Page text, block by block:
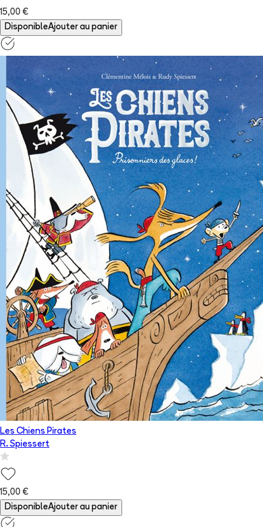
15,00 €
DisponibleAjouter au panier
Les Chiens Pirates
R. Spiessert
15,00 €
DisponibleAjouter au panier